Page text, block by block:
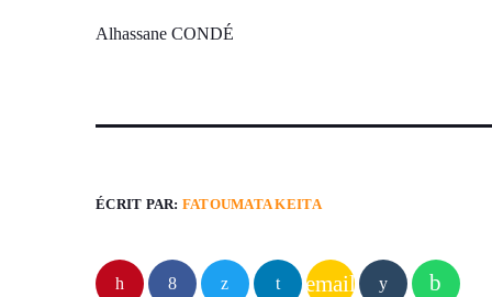
Alhassane CONDÉ
ÉCRIT PAR: FATOUMATA KEITA
email